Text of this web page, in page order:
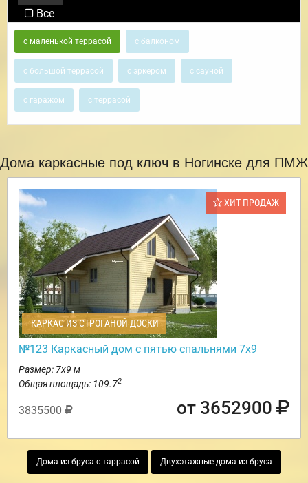
Все
с маленькой террасой с балконом
с большой террасой с эркером с сауной
с гаражом с террасой
Дома каркасные под ключ в Ногинске для ПМЖ
ХИТ ПРОДАЖ
КАРКАС ИЗ СТРОГАНОЙ ДОСКИ
№123 Каркасный дом с пятью спальнями 7х9
Размер: 7х9 м
Общая площадь: 109.72
3835500 от 3652900
Дома из бруса с таррасой Двухэтажные дома из бруса